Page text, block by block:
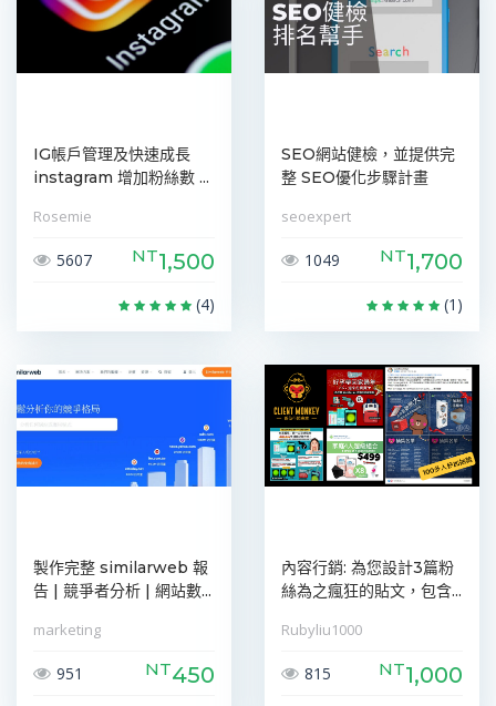
IG帳戶管理及快速成長
instagram 增加粉絲數 ...
Rosemie
5607 NT1,500
(4)
SEO網站健檢，並提供完
整 SEO優化步驟計畫
seoexpert
1049 NT1,700
(1)
製作完整 similarweb 報
告 | 競爭者分析 | 網站數...
marketing
951 NT450
內容行銷: 為您設計3篇粉
絲為之瘋狂的貼文，包含...
Rubyliu1000
815 NT1,000